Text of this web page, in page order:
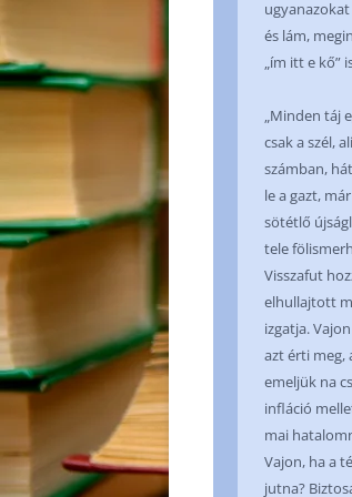
és lám,
„ím itt e kő”
„Minden táj
csak a szél,
számban,
le a gazt,
sötétlő
tele
Visszafut
elhullajtott
izgatja.
azt érti meg,
emeljük na
infláció
mai
Vajon, ha a
jutna?